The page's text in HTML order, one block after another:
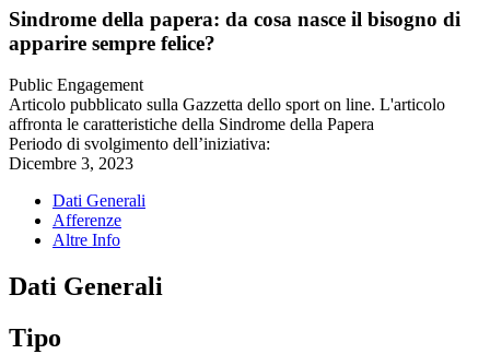
Sindrome della papera: da cosa nasce il bisogno di
apparire sempre felice?
Public Engagement
Articolo pubblicato sulla Gazzetta dello sport on line. L'articolo
affronta le caratteristiche della Sindrome della Papera
Periodo di svolgimento dell’iniziativa:
Dicembre 3, 2023
Dati Generali
Afferenze
Altre Info
Dati Generali
Tipo